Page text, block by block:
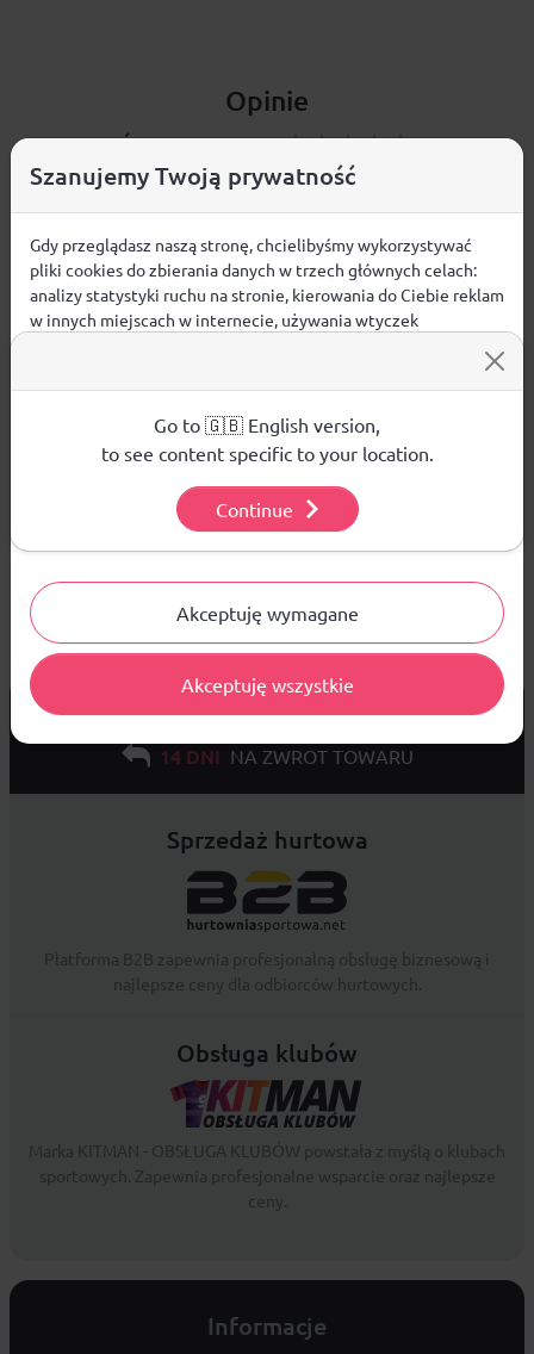
Opinie
ŚREDNIA OCENA:
Nie ma jeszcze żadnej recenzji produktu
Nie ma jeszcze pytań. Bądź pierwszy :)
ZADAJ PYTANIE
DARMOWA WYSYŁKAod 299 PLN
14 DNI NA ZWROT TOWARU
Sprzedaż hurtowa
Obsługa klubów
Informacje
Szanujemy Twoją prywatność
Gdy przeglądasz naszą stronę, chcielibyśmy wykorzystywać
pliki cookies do zbierania danych w trzech głównych celach:
analizy statystyki ruchu na stronie, kierowania do Ciebie reklam
w innych miejscach w internecie, używania wtyczek
używanych plików cookies.
Aby dowiedzieć się więcej o plikach cookie i tym, jak
wykorzystujemy Twoje dane, odwiedź naszą Polityką
Akceptuję wymagane
Akceptuję wszystkie
Go to 🇬🇧 English version,
to see content specific to your location.
Continue